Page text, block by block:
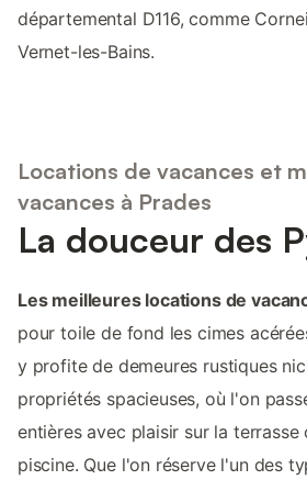
départemental D116, comme
Vernet-les-Bains.
Locations de vacances et
vacances à Prades
La douceur des
Les meilleures locations de
pour toile de fond les cimes
y profite de demeures rustiques
propriétés spacieuses, où l'on
entières avec plaisir sur la
piscine. Que l'on réserve l'un des